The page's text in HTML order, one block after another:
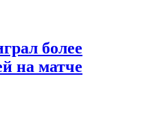
более
на матче